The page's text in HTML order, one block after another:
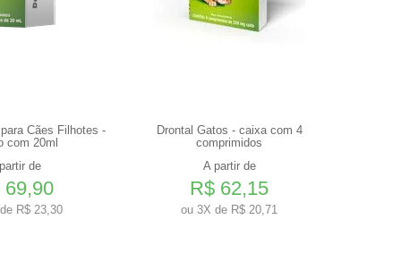
Cães Filhotes -
com 20ml
de
69,90
R$ 23,30
Drontal Gatos - caixa com 4
comprimidos
A partir de
R$ 62,15
ou 3X de R$ 20,71